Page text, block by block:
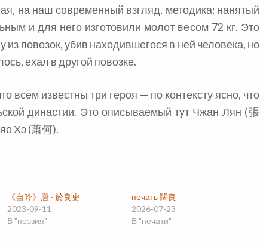
на наш современный взгляд, методика: нанятый
и для него изготовили молот весом 72 кг. Это
из повозок, убив находившегося в ней человека, но
ехал в другой повозке.
всем известны три героя — по контексту ясно, что
династии. Это описываемый тут Чжан Лян (張
Хэ (蕭何).
《自吟》唐 · 於良史
2023-09-11
В "поэзия"
печать 闊良
2026-07-23
В "печати"